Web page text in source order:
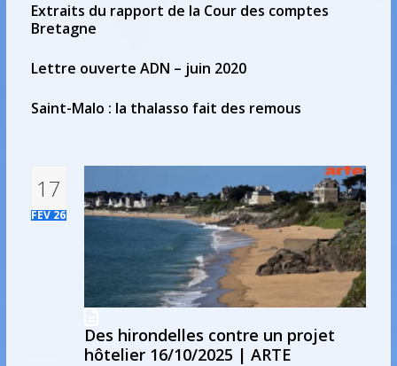
Extraits du rapport de la Cour des comptes
Bretagne
Lettre ouverte ADN – juin 2020
Saint-Malo : la thalasso fait des remous
17
FÉV 26
Des hirondelles contre un projet
hôtelier 16/10/2025 | ARTE